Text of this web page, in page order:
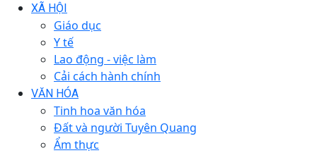
XÃ HỘI
Giáo dục
Y tế
Lao động - việc làm
Cải cách hành chính
VĂN HÓA
Tinh hoa văn hóa
Đất và người Tuyên Quang
Ẩm thực